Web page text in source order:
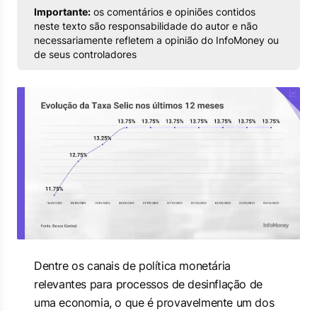
Importante: os comentários e opiniões contidos
neste texto são responsabilidade do autor e não
necessariamente refletem a opinião do InfoMoney ou
de seus controladores
Dentre os canais de política monetária
relevantes para processos de desinflação de
uma economia, o que é provavelmente um dos